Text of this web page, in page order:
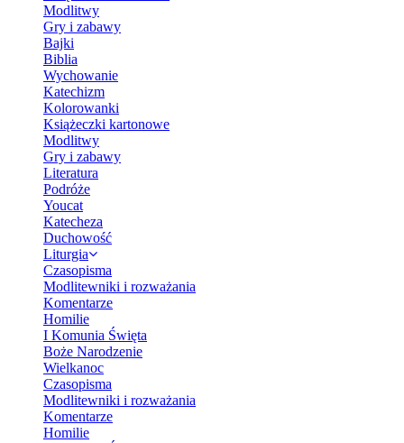
Modlitwy
Gry i zabawy
Bajki
Biblia
Wychowanie
Katechizm
Kolorowanki
Książeczki kartonowe
Modlitwy
Gry i zabawy
Literatura
Podróże
Youcat
Katecheza
Duchowość
Liturgia
Czasopisma
Modlitewniki i rozważania
Komentarze
Homilie
I Komunia Święta
Boże Narodzenie
Wielkanoc
Czasopisma
Modlitewniki i rozważania
Komentarze
Homilie